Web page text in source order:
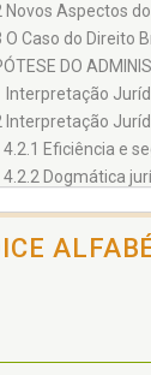
Novos Aspectos
O Caso do Direito
DO
Interpretação
Interpretação
4.2.1 Eficiência e
4.2.2 Dogmática
p. 155